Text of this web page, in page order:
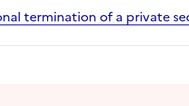
termination of a private